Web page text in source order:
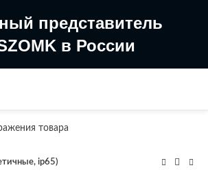
представитель
в России
ip65)